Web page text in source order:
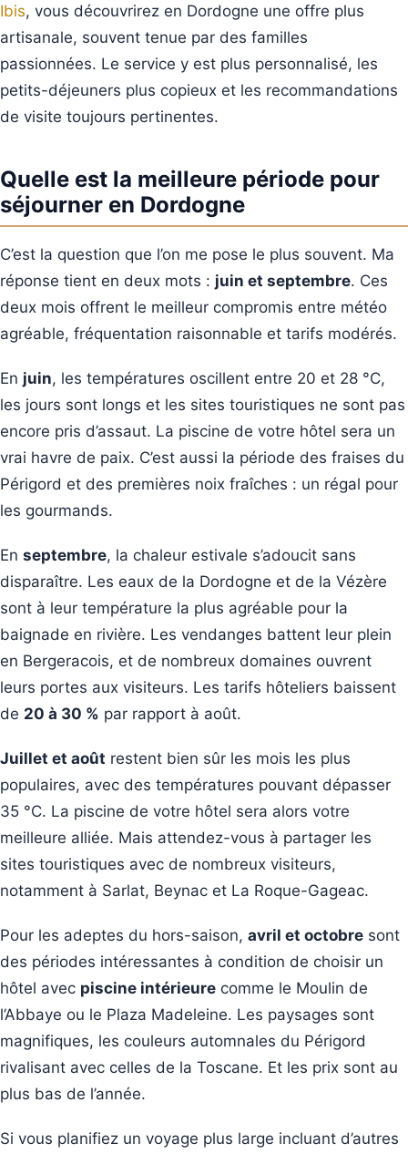
Ibis, vous découvrirez en Dordogne une offre plus
artisanale, souvent tenue par des familles
passionnées. Le service y est plus personnalisé, les
petits-déjeuners plus copieux et les recommandations
de visite toujours pertinentes.
Quelle est la meilleure période pour
séjourner en Dordogne
C’est la question que l’on me pose le plus souvent. Ma
réponse tient en deux mots : juin et septembre. Ces
deux mois offrent le meilleur compromis entre météo
agréable, fréquentation raisonnable et tarifs modérés.
En juin, les températures oscillent entre 20 et 28 °C,
les jours sont longs et les sites touristiques ne sont pas
encore pris d’assaut. La piscine de votre hôtel sera un
vrai havre de paix. C’est aussi la période des fraises du
Périgord et des premières noix fraîches : un régal pour
les gourmands.
En septembre, la chaleur estivale s’adoucit sans
disparaître. Les eaux de la Dordogne et de la Vézère
sont à leur température la plus agréable pour la
baignade en rivière. Les vendanges battent leur plein
en Bergeracois, et de nombreux domaines ouvrent
leurs portes aux visiteurs. Les tarifs hôteliers baissent
de 20 à 30 % par rapport à août.
Juillet et août restent bien sûr les mois les plus
populaires, avec des températures pouvant dépasser
35 °C. La piscine de votre hôtel sera alors votre
meilleure alliée. Mais attendez-vous à partager les
sites touristiques avec de nombreux visiteurs,
notamment à Sarlat, Beynac et La Roque-Gageac.
Pour les adeptes du hors-saison, avril et octobre sont
des périodes intéressantes à condition de choisir un
hôtel avec piscine intérieure comme le Moulin de
l’Abbaye ou le Plaza Madeleine. Les paysages sont
magnifiques, les couleurs automnales du Périgord
rivalisant avec celles de la Toscane. Et les prix sont au
plus bas de l’année.
Si vous planifiez un voyage plus large incluant d’autres